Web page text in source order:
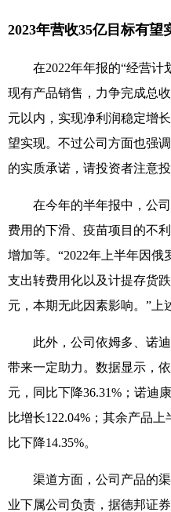
2023年营收35亿目标有望
在2022年年报的“经营计
现有产品销售，力争完成总
元以内，实现净利润稳定增
望实现。不过公司方面也强
的实质承诺，请投资者注意
在今年的半年报中，公
费用的下滑、疫苗项目的不
增加等。“2022年上半年因
支出转费用化以及计提存货
元，本期无此因素影响。”上
此外，公司依姆多、诺
带来一定助力。数据显示，
元，同比下降36.31%；诺迪
比增长122.04%；其余产品
比下降14.35%。
渠道方面，公司产品的
业下属公司负责，据德邦证